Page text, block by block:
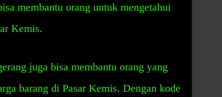
membantu orang untuk mengetahui
Kemis.
juga bisa membantu orang yang
barang di Pasar Kemis. Dengan kode